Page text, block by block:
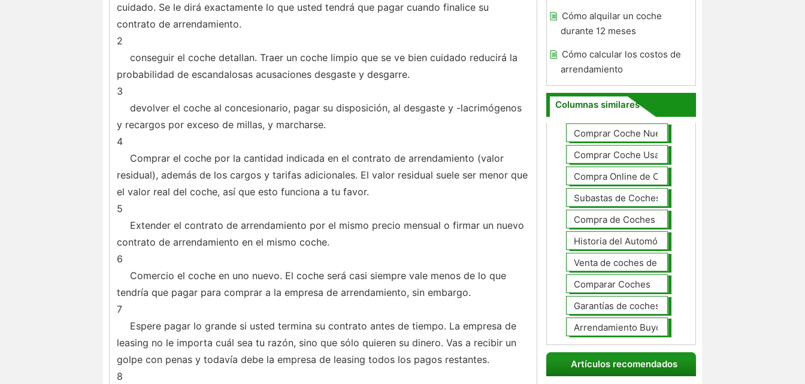
cuidado. Se le dirá exactamente lo que usted tendrá que pagar cuando finalice su
contrato de arrendamiento.
2
conseguir el coche detallan. Traer un coche limpio que se ve bien cuidado reducirá la
probabilidad de escandalosas acusaciones desgaste y desgarre.
3
devolver el coche al concesionario, pagar su disposición, al desgaste y -lacrimógenos
y recargos por exceso de millas, y marcharse.
4
Comprar el coche por la cantidad indicada en el contrato de arrendamiento (valor
residual), además de los cargos y tarifas adicionales. El valor residual suele ser menor que
el valor real del coche, así que esto funciona a tu favor.
5
Extender el contrato de arrendamiento por el mismo precio mensual o firmar un nuevo
contrato de arrendamiento en el mismo coche.
6
Comercio el coche en uno nuevo. El coche será casi siempre vale menos de lo que
tendría que pagar para comprar a la empresa de arrendamiento, sin embargo.
7
Espere pagar lo grande si usted termina su contrato antes de tiempo. La empresa de
leasing no le importa cuál sea tu razón, sino que sólo quieren su dinero. Vas a recibir un
golpe con penas y todavía debe la empresa de leasing todos los pagos restantes.
8
Cómo alquilar un coche
durante 12 meses
Cómo calcular los costos de
arrendamiento
Columnas similares
Comprar Coche Nuevo
Comprar Coche Usado
Compra Online de Coches
Subastas de Coches
Compra de Coches Basics
Historia del Automóvil
Venta de coches de lujo
Comparar Coches
Garantías de coches ampliado
Arrendamiento Buyout
Artículos recomendados